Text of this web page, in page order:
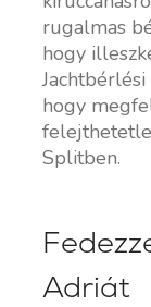
rugalmas
hogy
hogy
Splitben.
Adriát